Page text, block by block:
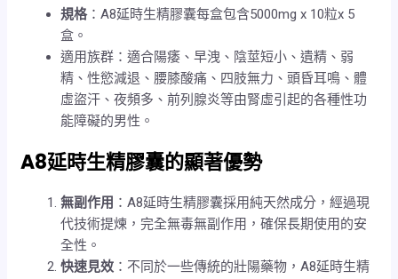
規格：A8延時生精膠囊每盒包含5000mg x 10粒x 5
盒。
適用族群：適合陽痿、早洩、陰莖短小、遺精、弱
精、性慾減退、腰膝酸痛、四肢無力、頭昏耳鳴、體
虛盜汗、夜頻多、前列腺炎等由腎虛引起的各種性功
能障礙的男性。
A8延時生精膠囊的顯著優勢
無副作用 ：A8延時生精膠囊採用純天然成分，經過現
代技術提煉，完全無毒無副作用，確保長期使用的安
全性。
快速見效 ：不同於一些傳統的壯陽藥物，A8延時生精